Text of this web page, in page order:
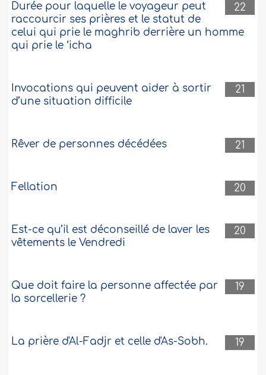
22
Durée pour laquelle le voyageur peut
raccourcir ses prières et le statut de
celui qui prie le maghrib derrière un homme
qui prie le ‘icha
21
Invocations qui peuvent aider à sortir
d’une situation difficile
21
Rêver de personnes décédées
20
Fellation
20
Est-ce qu’il est déconseillé de laver les
vêtements le Vendredi
19
Que doit faire la personne affectée par
la sorcellerie ?
19
La prière d'Al-Fadjr et celle d'As-Sobh.